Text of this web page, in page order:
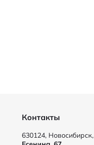
Контакты
630124, Новосибирск,